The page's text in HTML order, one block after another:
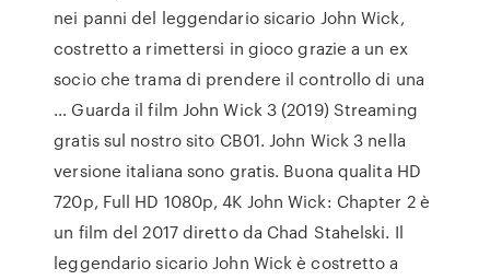
nei panni del leggendario sicario John Wick,
costretto a rimettersi in gioco grazie a un ex
socio che trama di prendere il controllo di una
… Guarda il film John Wick 3 (2019) Streaming
gratis sul nostro sito CB01. John Wick 3 nella
versione italiana sono gratis. Buona qualita HD
720p, Full HD 1080p, 4K John Wick: Chapter 2 è
un film del 2017 diretto da Chad Stahelski. Il
leggendario sicario John Wick è costretto a